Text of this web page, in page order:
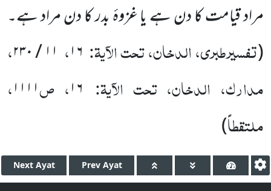
مراد قیامت کا دن ہے یا غزوۂ بدر کا دن مراد ہے۔
(تفسیرطبری، الدخان، تحت الآیۃ: ۱۶، ۱۱/۲۳۰،
مدارک، الدخان، تحت الآیۃ: ۱۶، ص۱۱۱۱،
ملتقطاً)
Next Ayat Prev Ayat